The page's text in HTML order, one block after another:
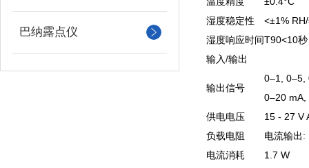
巴纳露点仪
湿度稳定性
<±1%
湿度响应时间T90<10秒
输入/输出
输出信号
0–1, 0–5,
0–20 mA,
供电电压
15 - 27 V
负载电阻
电流输出
电流消耗
1.7 W